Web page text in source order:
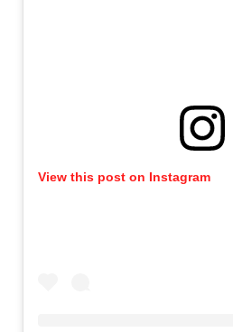
View this post on Instagram